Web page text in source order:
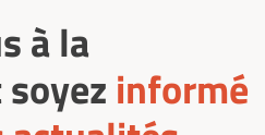
à la
informé